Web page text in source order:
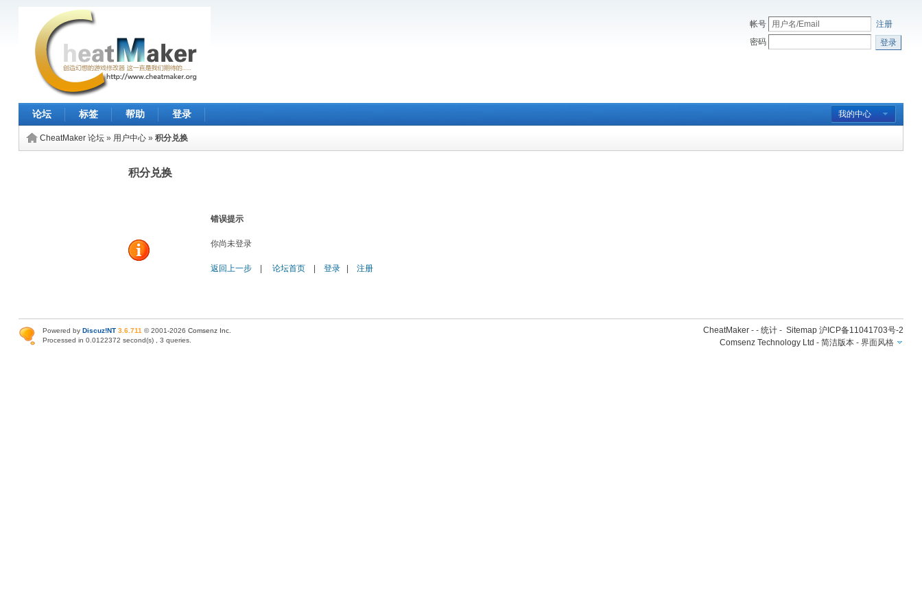
帐号
注册
密码
登录
我的中心
论坛 标签 帮助 登录
CheatMaker 论坛» 用户中心» 积分兑换
积分兑换
错误提示
你尚未登录
返回上一步| 论坛首页| 登录| 注册
CheatMaker - -统计 -Sitemap 沪ICP备11041703号-2
Comsenz Technology Ltd -简洁版本 -界面风格
Powered by Discuz!NT 3.6.711 © 2001-2026 Comsenz Inc.
Processed in 0.0122372 second(s) , 3 queries.